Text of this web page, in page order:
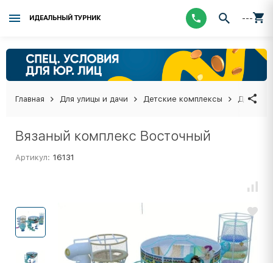
ИДЕАЛЬНЫЙ ТУРНИК ---
Главная Для улицы и дачи Детские комплексы
Вязаный комплекс Восточный
Артикул: 16131